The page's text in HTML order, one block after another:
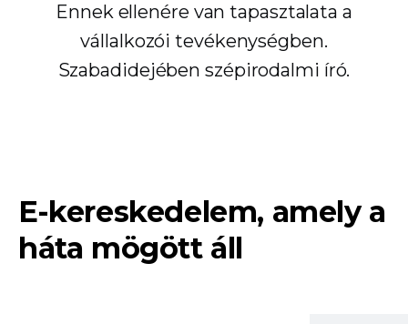
Ennek ellenére van tapasztalata a
vállalkozói tevékenységben.
Szabadidejében szépirodalmi író.
E-kereskedelem, amely a
háta mögött áll